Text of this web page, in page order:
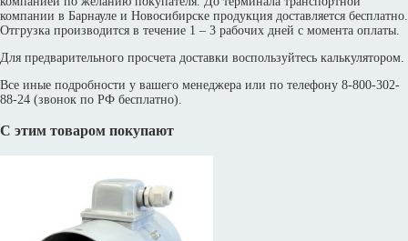
компании в Барнауле и Новосибирске продукция доставляется бесплатно.
Отгрузка производится в течение 1 – 3 рабочих дней с момента оплаты.
Для предварительного просчета доставки воспользуйтесь калькулятором.
Все иные подробности у вашего менеджера или по телефону 8-800-302-
88-24 (звонок по РФ бесплатно).
С этим товаром покупают